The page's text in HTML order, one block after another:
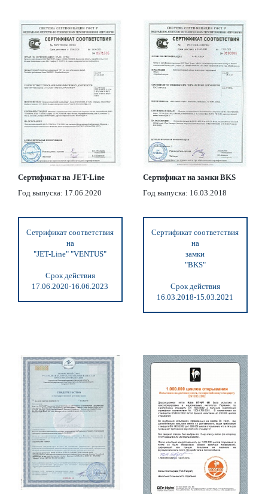
Сертификат на JET-Line
Год выпуска: 17.06.2020
Сетрификат соответствия
на
"JET-Line" "VENTUS"
Срок действия
17.06.2020-16.06.2023
Сертификат на замки BKS
Год выпуска: 16.03.2018
Сертификат соответствия
на
замки
"BKS"
Срок действия
16.03.2018-15.03.2021